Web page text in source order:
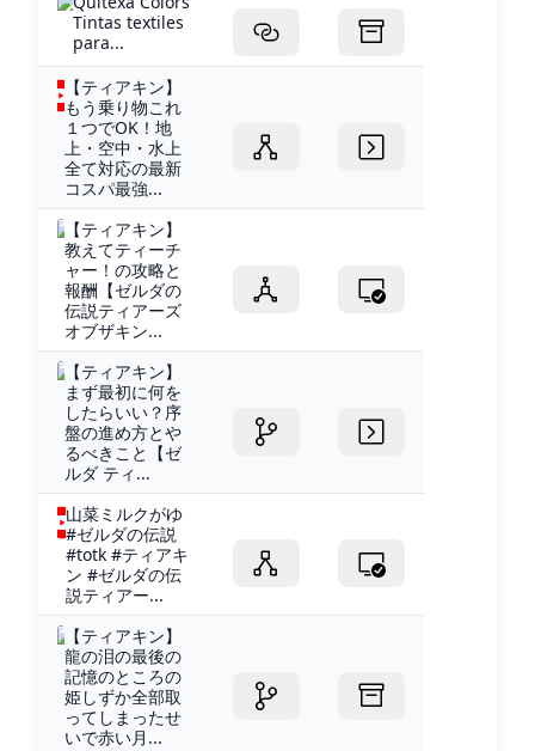
Tintas textiles
para...
【ティアキン】
もう乗り物これ
１つでOK！地
上・空中・水上
全て対応の最新
コスパ最強...
【ティアキン】
教えてティーチ
ャー！の攻略と
報酬【ゼルダの
伝説ティアーズ
オブザキン...
【ティアキン】
まず最初に何を
したらいい？序
盤の進め方とや
るべきこと【ゼ
ルダ ティ...
山菜ミルクがゆ
#ゼルダの伝説
#totk #ティアキ
ン #ゼルダの伝
説ティアー...
【ティアキン】
龍の泪の最後の
記憶のところの
姫しずか全部取
ってしまったせ
いで赤い月...